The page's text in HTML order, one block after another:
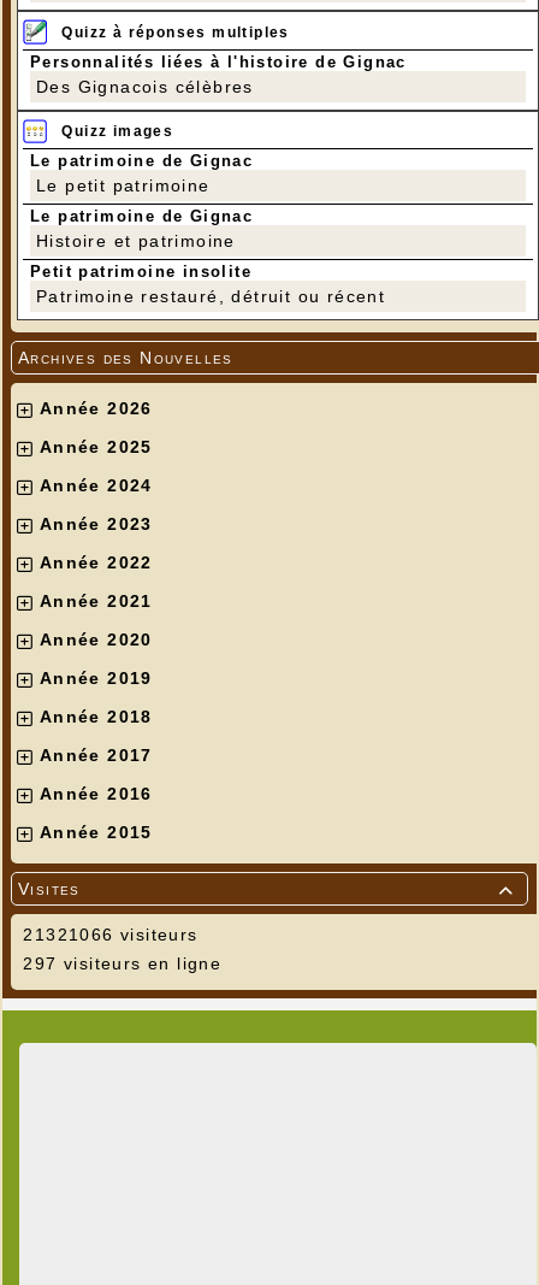
Quizz à réponses multiples
Personnalités liées à l'histoire de Gignac
Des Gignacois célèbres
Quizz images
Le patrimoine de Gignac
Le petit patrimoine
Le patrimoine de Gignac
Histoire et patrimoine
Petit patrimoine insolite
Patrimoine restauré, détruit ou récent
Archives des Nouvelles
Année 2026
Année 2025
Année 2024
Année 2023
Année 2022
Année 2021
Année 2020
Année 2019
Année 2018
Année 2017
Année 2016
Année 2015

Visites
21321066 visiteurs
297 visiteurs en ligne